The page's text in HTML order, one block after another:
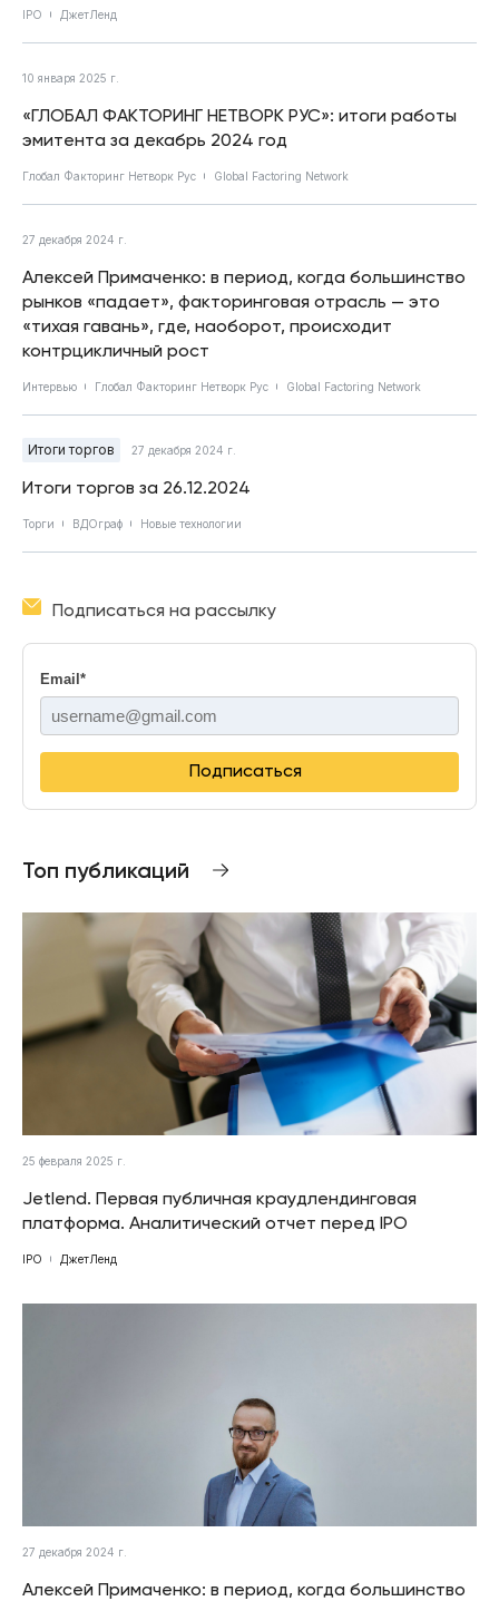
IPO ДжетЛенд
10 января 2025 г.
«ГЛОБАЛ ФАКТОРИНГ НЕТВОРК РУС»: итоги работы
эмитента за декабрь 2024 год
Глобал Факторинг Нетворк Рус Global Factoring Network
27 декабря 2024 г.
Алексей Примаченко: в период, когда большинство
рынков «падает», факторинговая отрасль — это
«тихая гавань», где, наоборот, происходит
контрцикличный рост
Интервью Глобал Факторинг Нетворк Рус Global Factoring Network
Итоги торгов 27 декабря 2024 г.
Итоги торгов за 26.12.2024
Торги ВДОграф Новые технологии
Подписаться на рассылку
Email *
Подписаться
Топ публикаций
25 февраля 2025 г.
Jetlend. Первая публичная краудлендинговая
платформа. Аналитический отчет перед IPO
IPO ДжетЛенд
27 декабря 2024 г.
Алексей Примаченко: в период, когда большинство